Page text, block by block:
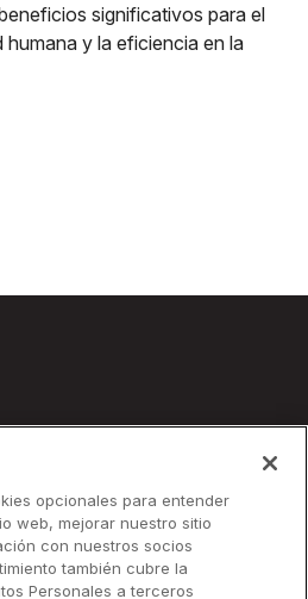
beneficios significativos para el
humana y la eficiencia en la
opcionales para entender
web, mejorar nuestro sitio
con nuestros socios
también cubre la
Personales a terceros